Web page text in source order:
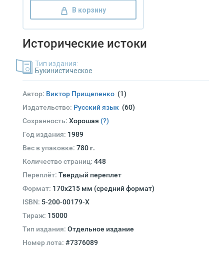
В корзину
Исторические истоки
Тип издания:
Букинистическое
Автор: Виктор Прищепенко (1)
Издательство: Русский язык (60)
Сохранность: Хорошая (?)
Год издания: 1989
Вес в упаковке: 780 г.
Количество страниц: 448
Переплёт: Твердый переплет
Формат: 170х215 мм (средний формат)
ISBN: 5-200-00179-X
Тираж: 15000
Тип издания: Отдельное издание
Номер лота: #7376089